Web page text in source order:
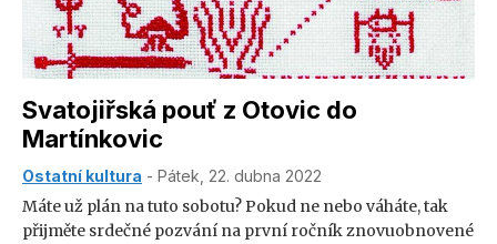
Svatojiřská pouť z Otovic do
Martínkovic
Ostatní kultura - Pátek, 22. dubna 2022
Máte už plán na tuto sobotu? Pokud ne nebo váháte, tak
přijměte srdečné pozvání na první ročník znovuobnovené